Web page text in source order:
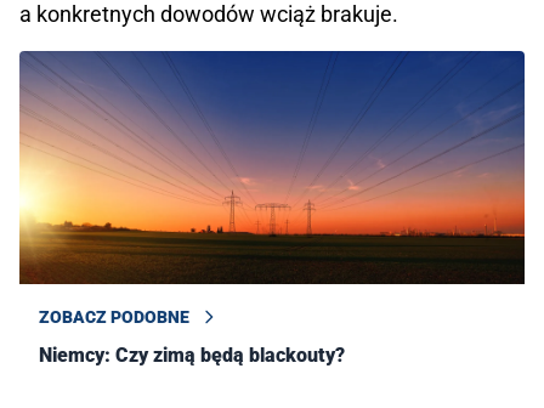
a konkretnych dowodów wciąż brakuje.
ZOBACZ PODOBNE
Niemcy: Czy zimą będą blackouty?